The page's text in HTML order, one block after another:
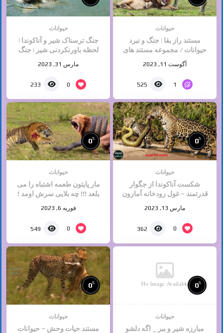
حیوانات
مستند راز بقا | جنگ و نبرد
حیوانات / مجموعه مستند های
حیات وحش ایران و جهان
آگوست 11, 2023
1
525
حیوانات
جنگ ترسناک شیر و آناکوندا |
لحظه باورنکردنی شیر | جنگ
مارس 31, 2023
0
233
0%
حیوانات
شکست آناکوندا از جگوار
قدرتمند – غول رودخانه آمازون
پایتون – حیات حیوانات وحشی
مارس 13, 2023
0
362
0%
حیوانات
مار پایتون طعمه اشتباه را می
بلعد !!! چه بلایی سرش اومد !
فوریه 6, 2023
0
549
No Image Available 0%
حیوانات
مبارزه شیر و ببر _ اگه دلشو
0%
حیوانات
مستند حیات وحش – حیوانات